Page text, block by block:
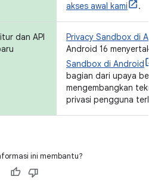
akses awal kami
.
dan API
Privacy Sandbox di
Android 16
Sandbox di Android
bagian dari upaya
mengembangkan
privasi pengguna
ini membantu?